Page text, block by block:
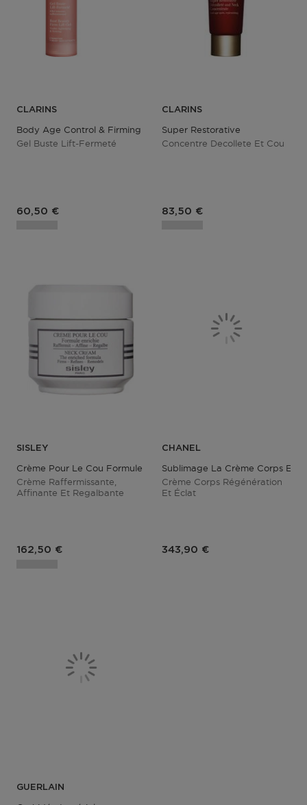
CLARINS
Body Age Control & Firming
Gel Buste Lift-Fermeté
Prix du produit
60,50 €
CLARINS
Super Restorative
Concentre Decollete Et Cou
Prix du produit
83,50 €
SISLEY
Crème Pour Le Cou Formule Enrichie
Crème Raffermissante,
Affinante Et Regalbante
Prix du produit
162,50 €
CHANEL
Sublimage La Crème Corps Et
Crème Corps Régénération
Et Éclat
Prix du produit
343,90 €
GUERLAIN